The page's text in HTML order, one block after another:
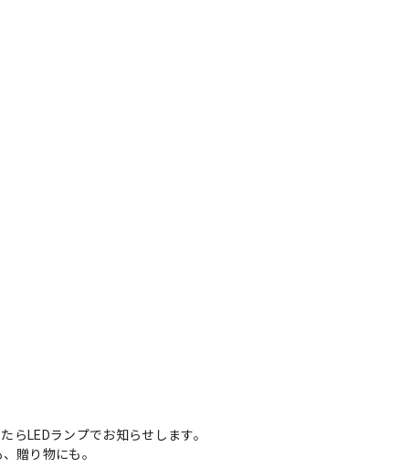
らLEDランプでお知らせします。
贈り物にも。